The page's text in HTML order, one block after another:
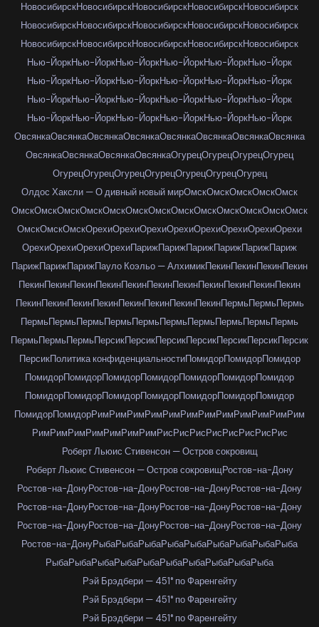
НовосибирскНовосибирскНовосибирскНовосибирскНовосибирск
НовосибирскНовосибирскНовосибирскНовосибирскНовосибирск
НовосибирскНовосибирскНовосибирскНовосибирскНовосибирск
Нью-ЙоркНью-ЙоркНью-ЙоркНью-ЙоркНью-ЙоркНью-Йорк
Нью-ЙоркНью-ЙоркНью-ЙоркНью-ЙоркНью-ЙоркНью-Йорк
Нью-ЙоркНью-ЙоркНью-ЙоркНью-ЙоркНью-ЙоркНью-Йорк
Нью-ЙоркНью-ЙоркНью-ЙоркНью-ЙоркНью-ЙоркНью-Йорк
ОвсянкаОвсянкаОвсянкаОвсянкаОвсянкаОвсянкаОвсянкаОвсянка
ОвсянкаОвсянкаОвсянкаОвсянкаОгурецОгурецОгурецОгурец
ОгурецОгурецОгурецОгурецОгурецОгурецОгурец
Олдос Хаксли — О дивный новый мирОмскОмскОмскОмскОмск
ОмскОмскОмскОмскОмскОмскОмскОмскОмскОмскОмскОмскОмск
ОмскОмскОмскОрехиОрехиОрехиОрехиОрехиОрехиОрехиОрехи
ОрехиОрехиОрехиОрехиПарижПарижПарижПарижПарижПариж
ПарижПарижПарижПауло Коэльо — АлхимикПекинПекинПекинПекин
ПекинПекинПекинПекинПекинПекинПекинПекинПекинПекинПекин
ПекинПекинПекинПекинПекинПекинПекинПекинПермьПермьПермь
ПермьПермьПермьПермьПермьПермьПермьПермьПермьПермь
ПермьПермьПермьПерсикПерсикПерсикПерсикПерсикПерсикПерсик
ПерсикПолитика конфиденциальностиПомидорПомидорПомидор
ПомидорПомидорПомидорПомидорПомидорПомидорПомидор
ПомидорПомидорПомидорПомидорПомидорПомидорПомидор
ПомидорПомидорРимРимРимРимРимРимРимРимРимРимРимРим
РимРимРимРимРимРимРимРисРисРисРисРисРисРисРис
Роберт Льюис Стивенсон — Остров сокровищ
Роберт Льюис Стивенсон — Остров сокровищРостов-на-Дону
Ростов-на-ДонуРостов-на-ДонуРостов-на-ДонуРостов-на-Дону
Ростов-на-ДонуРостов-на-ДонуРостов-на-ДонуРостов-на-Дону
Ростов-на-ДонуРостов-на-ДонуРостов-на-ДонуРостов-на-Дону
Ростов-на-ДонуРыбаРыбаРыбаРыбаРыбаРыбаРыбаРыбаРыба
РыбаРыбаРыбаРыбаРыбаРыбаРыбаРыбаРыбаРыба
Рэй Брэдбери — 451° по Фаренгейту
Рэй Брэдбери — 451° по Фаренгейту
Рэй Брэдбери — 451° по Фаренгейту